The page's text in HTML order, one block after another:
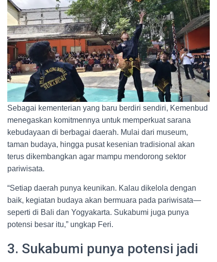
Sebagai kementerian yang baru berdiri sendiri, Kemenbud
menegaskan komitmennya untuk memperkuat sarana
kebudayaan di berbagai daerah. Mulai dari museum,
taman budaya, hingga pusat kesenian tradisional akan
terus dikembangkan agar mampu mendorong sektor
pariwisata.
“Setiap daerah punya keunikan. Kalau dikelola dengan
baik, kegiatan budaya akan bermuara pada pariwisata—
seperti di Bali dan Yogyakarta. Sukabumi juga punya
potensi besar itu,” ungkap Feri.
3. Sukabumi punya potensi jadi